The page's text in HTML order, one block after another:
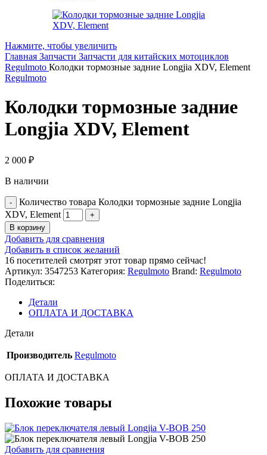
Нажмите, чтобы увеличить
Главная Запчасти Запчасти для китайских мотоциклов
Regulmoto Колодки тормозные задние Longjia XDV, Element
Regulmoto
Колодки тормозные задние
Longjia XDV, Element
2 000 ₽
В наличии
Количество товара Колодки тормозные задние Longjia
XDV, Element
В корзину
Добавить для сравнения
Добавить в список желаний
16 посетителей смотрят этот товар прямо сейчас!
Артикул: 3547253 Категория: Regulmoto Brand: Regulmoto
Поделиться:
Детали
ОПЛАТА И ДОСТАВКА
Детали
Производитель Regulmoto
ОПЛАТА И ДОСТАВКА
Похожие товары
Добавить для сравнения